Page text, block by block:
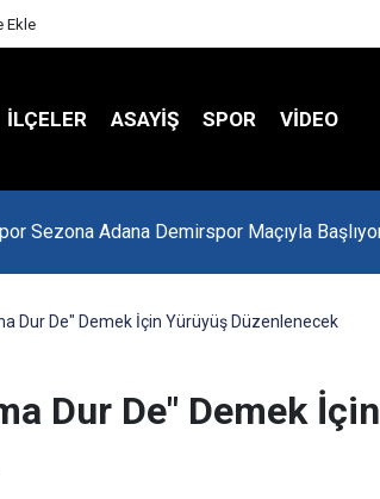
Ekle
İLÇELER ASAYİŞ SPOR VIDEO
Batağında
Dur De" Demek İçin Yürüyüş Düzenlenecek
Dur De" Demek İçin